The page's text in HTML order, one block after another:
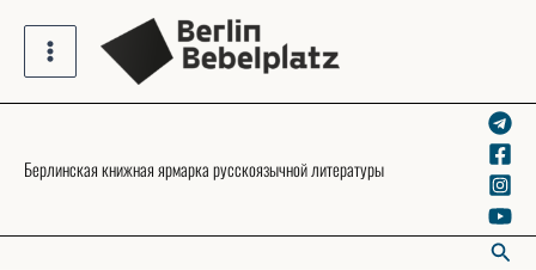
content Main
Берлинская книжная ярмарка русскоязычной литературы